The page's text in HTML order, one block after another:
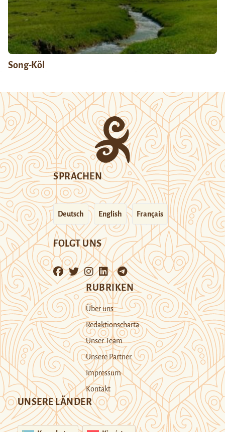
Song-Köl
SPRACHEN
Deutsch English Français
FOLGT UNS
RUBRIKEN
Über uns
Redaktionscharta
Unser Team
Unsere Partner
Impressum
Kontakt
UNSERE LÄNDER